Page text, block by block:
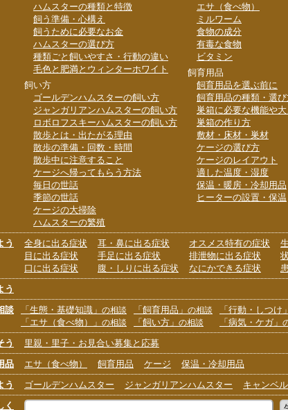
ハムスターの種類と特徴
飼う準備・心構え
飼うために必要なお金
ハムスターの選び方
種類ごと飼いやすさ・行動の違い
毛色と肥満とウィンターホワイト
飼い方
ゴールデンハムスターの飼い方
ジャンガリアンハムスターの飼い方
ロボロフスキーハムスターの飼い方
散歩とは・出たがる理由
散歩の準備・回数・時間
散歩中に注意すること
ケージへ帰ってもらう方法
毎日の世話
季節の世話
ケージの大掃除
ハムスターの繁殖
エサ（食べ物）
ミルワーム
食物の成分
有毒な食物
ビタミン
飼育用品
飼育用品を選ぶ前に
飼育用品の種類・選
巣箱に必要な機能や大
巣箱の作り方
敷材・床材・巣材
ケージの選び方
ケージのレイアウト
適した温度・湿度
保温・暖房・冷却用品
ヒーターの設置・保温
う
全身に出る症状
目に出る症状
口に出る症状
耳・鼻に出る症状
手足に出る症状
腹・しりに出る症状
オスメス特有の症状
排泄物に出る症状
なにかできる症状
う
談
「生態・基礎知識」 の相談
「エサ（食べ物）」 の相談
「飼育用品」 の相談
「飼い方」 の相談
「行動・しつけ」
「病気・ケガ」
う
里親・里子・お見合い募集と応募
品
エサ（食べ物） 飼育用品 ケージ
保温・冷却用品
う
ゴールデンハムスター ジャンガリアンハムスター キャンベ
く